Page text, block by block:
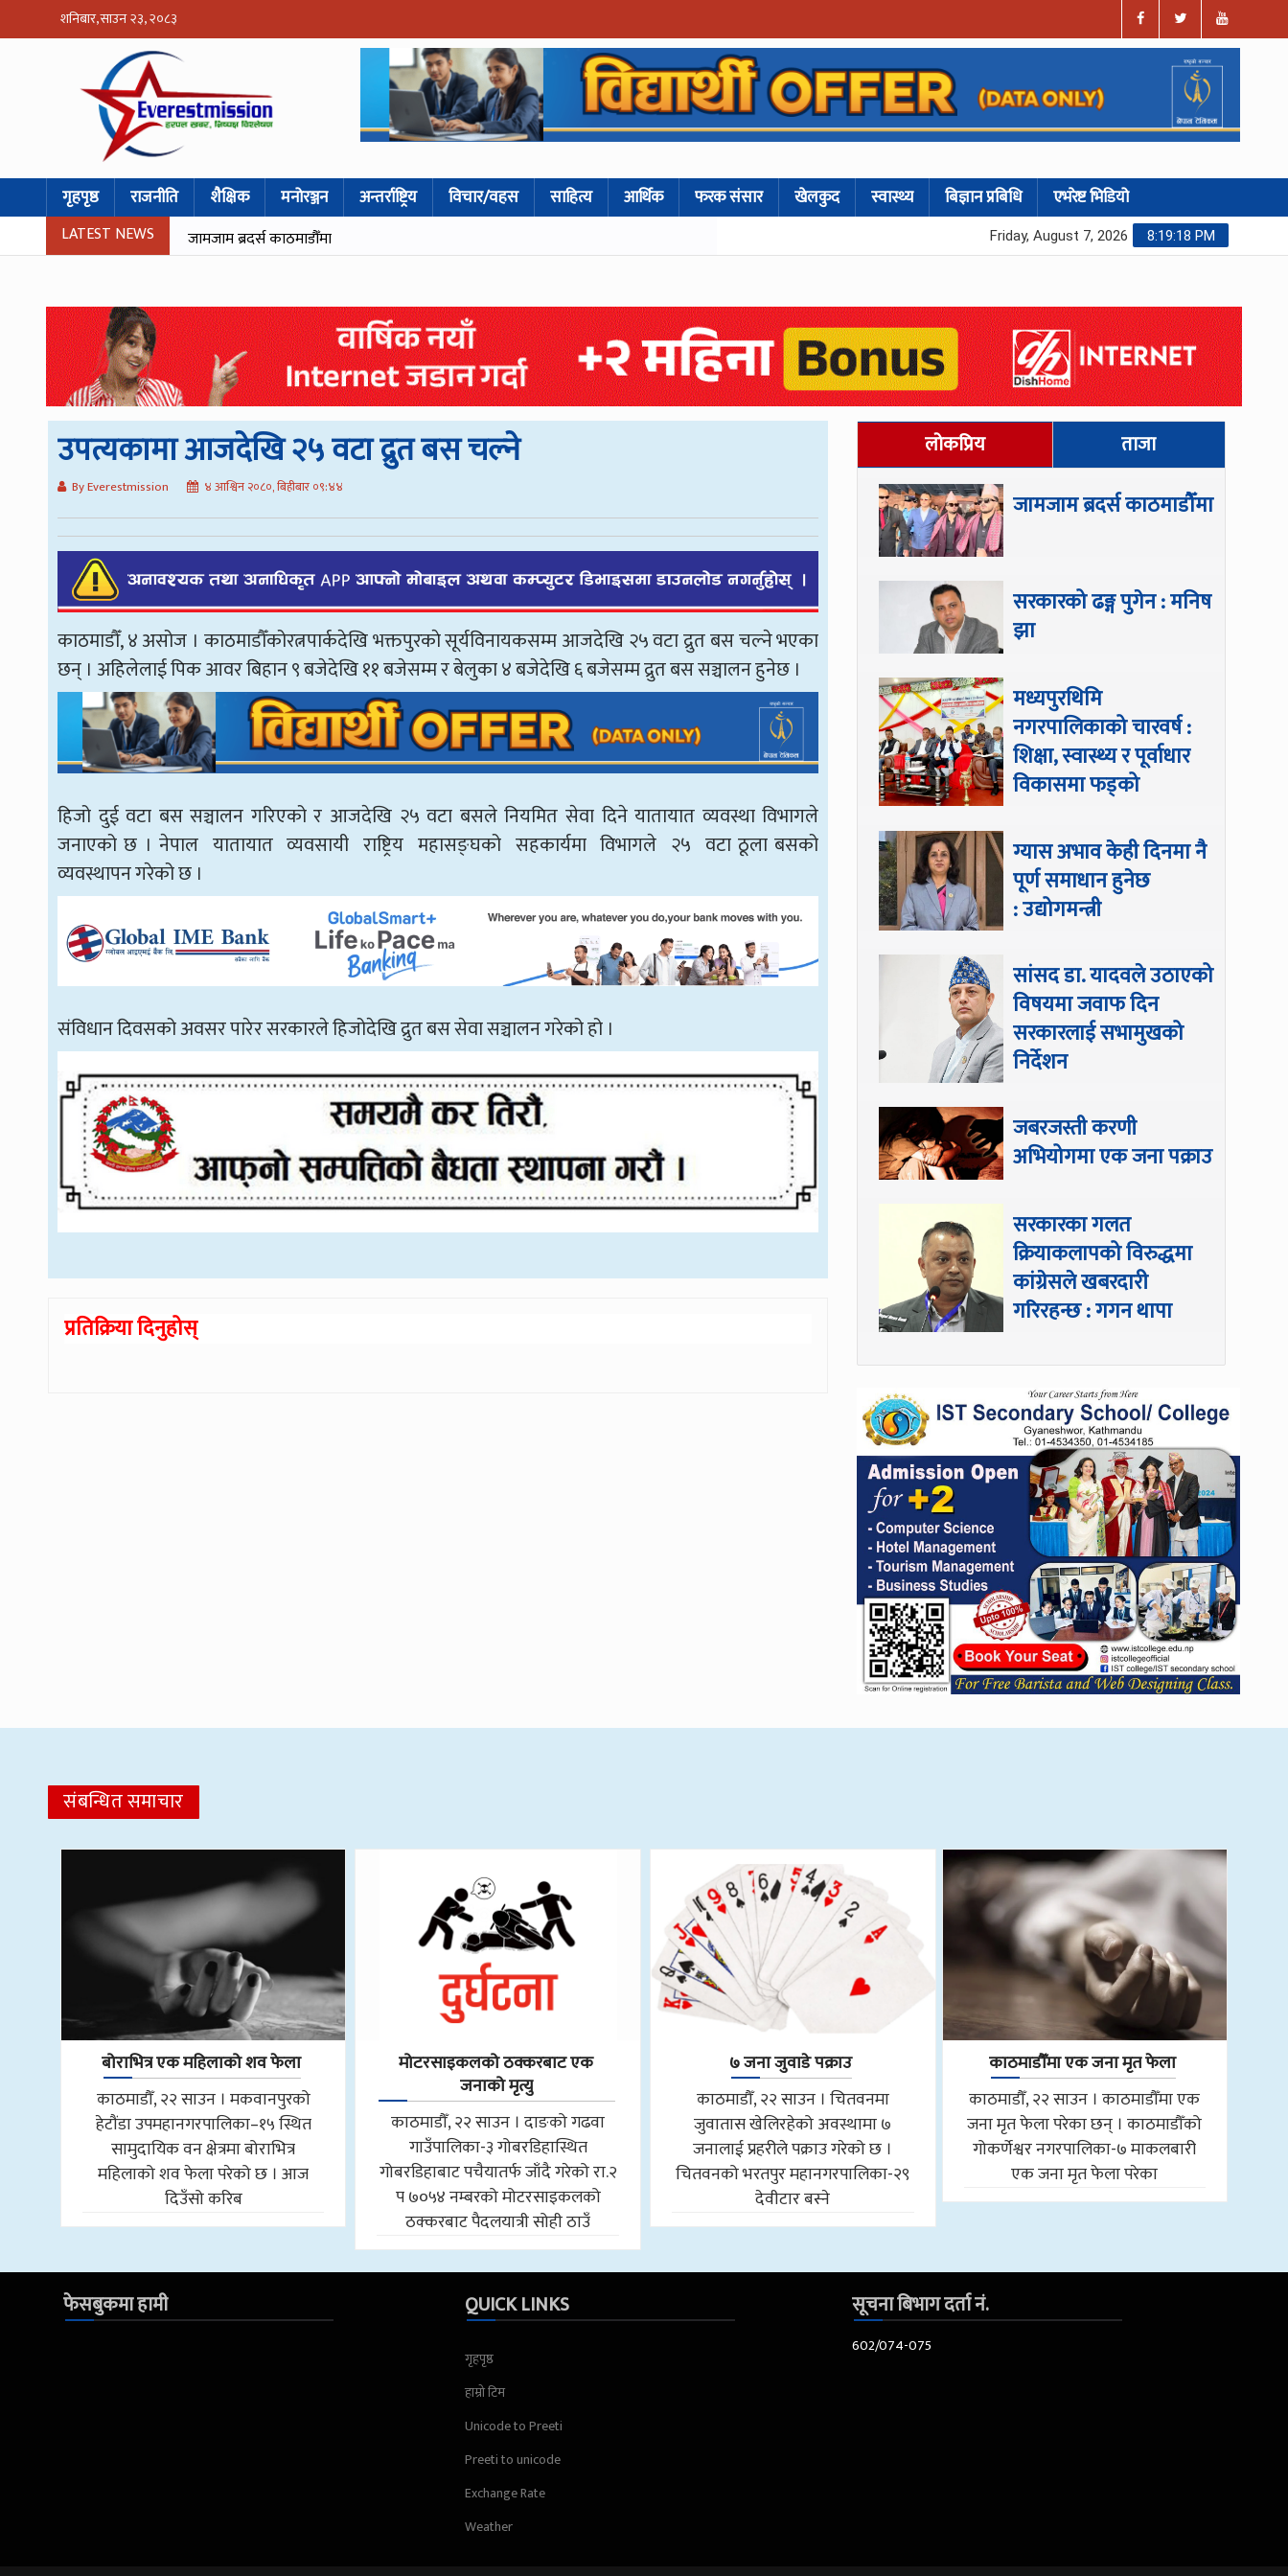
शनिबार, साउन २३, २०८३
गृहपृष्ठ राजनीति शैक्षिक मनोरञ्जन अन्तर्राष्ट्रिय विचार/वहस साहित्य आर्थिक फरक संसार खेलकुद स्वास्थ्य बिज्ञान प्रबिधि एभरेष्ट भिडियो
LATEST NEWS जामजाम ब्रदर्स काठमाडौँमा 8:19:19 PM
Friday, August 7, 2026
उपत्यकामा आजदेखि २५ वटा द्रुत बस चल्ने
By Everestmission ४ आश्विन २०८०, बिहीबार ०९:४४
काठमाडौँ, ४ असोज । काठमाडौँकोरत्नपार्कदेखि भक्तपुरकाे सूर्यविनायकसम्म आजदेखि २५ वटा द्रुत बस चल्ने भएका
छन् । अहिलेलाई पिक आवर बिहान ९ बजेदेखि ११ बजेसम्म र बेलुका ४ बजेदेखि ६ बजेसम्म द्रुत बस सञ्चालन हुनेछ ।
हिजो दुई वटा बस सञ्चालन गरिएको र आजदेखि २५ वटा बसले नियमित सेवा दिने यातायात व्यवस्था विभागले
जनाएको छ । नेपाल यातायात व्यवसायी राष्ट्रिय महासङ्घको सहकार्यमा विभागले २५ वटा ठूला बसको
व्यवस्थापन गरेको छ ।
संविधान दिवसको अवसर पारेर सरकारले हिजोदेखि द्रुत बस सेवा सञ्चालन गरेको हो ।
प्रतिक्रिया दिनुहोस्
लोकप्रिय ताजा
जामजाम ब्रदर्स काठमाडौँमा
सरकारको ढङ्ग पुगेन : मनिष
झा
मध्यपुरथिमि
नगरपालिकाको चारवर्ष :
शिक्षा, स्वास्थ्य र पूर्वाधार
विकासमा फड्को
ग्यास अभाव केही दिनमा नै
पूर्ण समाधान हुनेछ
: उद्योगमन्त्री
सांसद डा‍‍. यादवले उठाएको
विषयमा जवाफ दिन
सरकारलाई सभामुखको
निर्देशन
जबरजस्ती करणी
अभियोगमा एक जना पक्राउ
सरकारका गलत
क्रियाकलापको विरुद्धमा
कांग्रेसले खबरदारी
गरिरहन्छ : गगन थापा
संबन्धित समाचार
बोराभित्र एक महिलाको शव फेला
काठमाडौँ, २२ साउन । मकवानपुरको
हेटौंडा उपमहानगरपालिका–१५ स्थित
सामुदायिक वन क्षेत्रमा बोराभित्र
महिलाको शव फेला परेको छ । आज
दिउँसो करिब
मोटरसाइकलको ठक्करबाट एक
जनाको मृत्यु
काठमाडौँ, २२ साउन । दाङको गढवा
गाउँपालिका-३ गोबरडिहास्थित
गोबरडिहाबाट पचैयातर्फ जाँदै गरेको रा.२
प ७०५४ नम्बरको मोटरसाइकलको
ठक्करबाट पैदलयात्री सोही ठाउँ
७ जना जुवाडे पक्राउ
काठमाडौँ, २२ साउन । चितवनमा
जुवातास खेलिरहेको अवस्थामा ७
जनालाई प्रहरीले पक्राउ गरेको छ ।
चितवनको भरतपुर महानगरपालिका-२९
देवीटार बस्ने
काठमाडौँमा एक जना मृत फेला
काठमाडौँ, २२ साउन । काठमाडौँमा एक
जना मृत फेला परेका छन् । काठमाडौँको
गोकर्णेश्वर नगरपालिका-७ माकलबारी
एक जना मृत फेला परेका
फेसबुकमा हामी QUICK LINKS
गृहपृष्ठ
हाम्रो टिम
Unicode to Preeti
Preeti to unicode
Exchange Rate
Weather
सूचना बिभाग दर्ता नं.
602/074-075